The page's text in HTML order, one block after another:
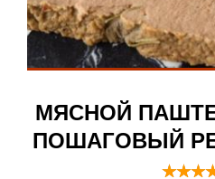
МЯСНОЙ
ПОШАГОВЫЙ